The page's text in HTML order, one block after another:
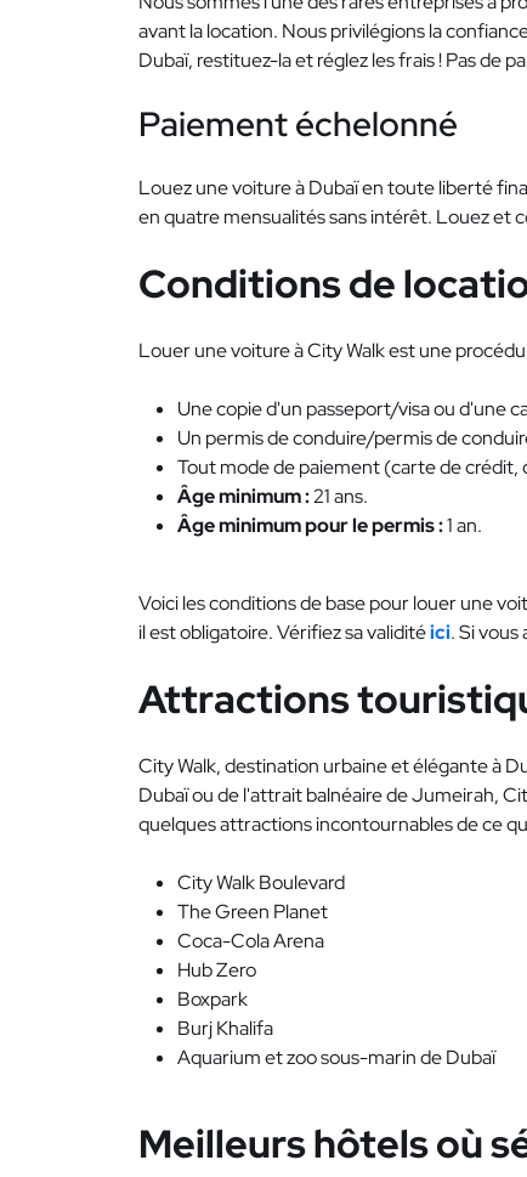
avant la location. Nous privilégions la
Dubaï, restituez-la et réglez les frais ! Pas de
Paiement échelonné
Louez une voiture à Dubaï en toute liberté
en quatre mensualités sans intérêt. Louez et
Conditions de
Louer une voiture à City Walk est une
Une copie d'un passeport/visa ou d'une
Un permis de conduire/permis de
Tout mode de paiement (carte de crédit,
Âge minimum :21 ans.
Âge minimum pour le permis :1 an.
Voici les conditions de base pour louer une
il est obligatoire. Vérifiez sa validitéici. Si
Attractions
City Walk, destination urbaine et élégante à
Dubaï ou de l'attrait balnéaire de Jumeirah,
quelques attractions incontournables de ce
City Walk Boulevard
The Green Planet
Coca-Cola Arena
Hub Zero
Boxpark
Burj Khalifa
Aquarium et zoo sous-marin de Dubaï
Meilleurs hôtels où